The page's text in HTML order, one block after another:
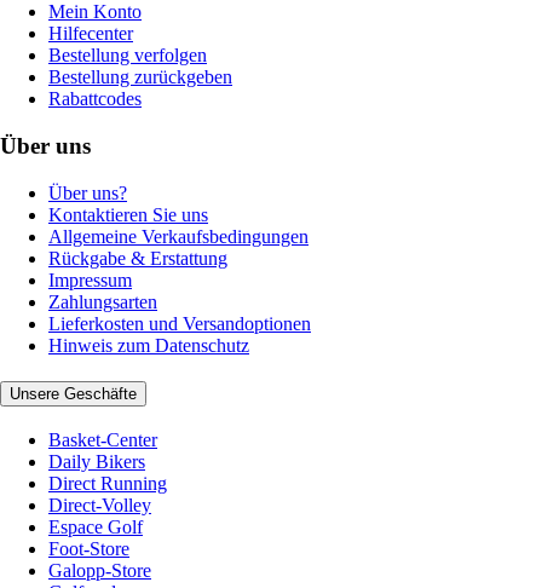
Mein Konto
Hilfecenter
Bestellung verfolgen
Bestellung zurückgeben
Rabattcodes
Über uns
Über uns?
Kontaktieren Sie uns
Allgemeine Verkaufsbedingungen
Rückgabe & Erstattung
Impressum
Zahlungsarten
Lieferkosten und Versandoptionen
Hinweis zum Datenschutz
Unsere Geschäfte
Basket-Center
Daily Bikers
Direct Running
Direct-Volley
Espace Golf
Foot-Store
Galopp-Store